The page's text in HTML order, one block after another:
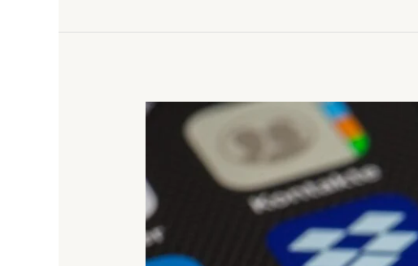
Tingkatkan
Penjualan
Jangkauan
Digital,
Ini
Panduan